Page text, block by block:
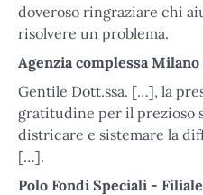
doveroso ringraziare chi
risolvere un problema.
Agenzia complessa
Gentile Dott.ssa. […], la
gratitudine per il prezioso
districare e sistemare la
[…].
Polo Fondi Speciali -